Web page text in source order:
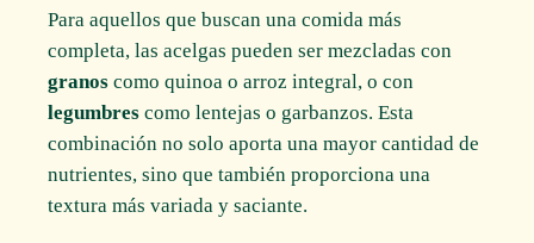
Para aquellos que buscan una comida más
completa, las acelgas pueden ser mezcladas con
granos como quinoa o arroz integral, o con
legumbres como lentejas o garbanzos. Esta
combinación no solo aporta una mayor cantidad de
nutrientes, sino que también proporciona una
textura más variada y saciante.